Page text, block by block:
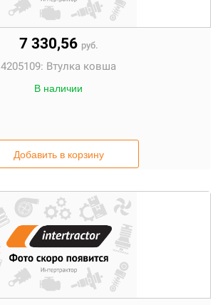
7 330,56 руб.
4205109: Втулка ковша
В наличии
Добавить в корзину